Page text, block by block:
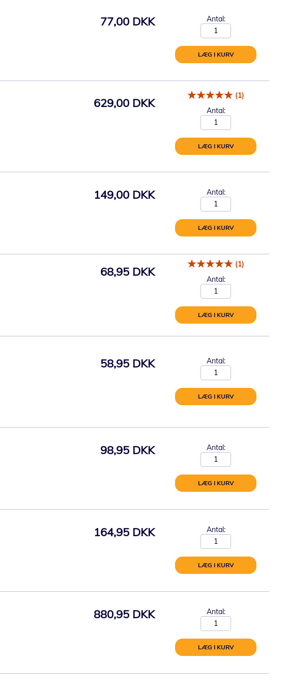
77,00 DKK Antal:
LÆG I KURV
629,00 DKK
(1)
Antal:
LÆG I KURV
149,00 DKK Antal:
LÆG I KURV
68,95 DKK
(1)
Antal:
LÆG I KURV
58,95 DKK Antal:
LÆG I KURV
98,95 DKK Antal:
LÆG I KURV
164,95 DKK Antal:
LÆG I KURV
880,95 DKK Antal:
LÆG I KURV